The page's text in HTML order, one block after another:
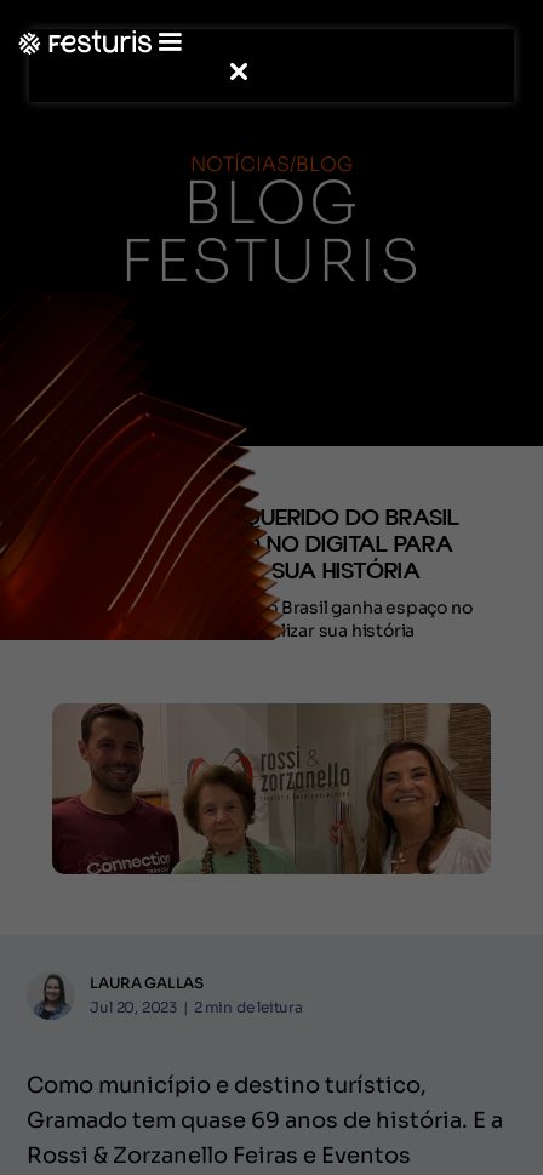
NOTÍCIAS/BLOG
BLOG
FESTURIS
(CONTEÚDO)
DESTINO MAIS QUERIDO DO BRASIL
GANHA ESPAÇO NO DIGITAL PARA
IMORTALIZAR SUA HISTÓRIA
Destino mais querido do Brasil ganha espaço no
digital para imortalizar sua história
LAURA GALLAS
Jul 20, 2023 | 2 min de leitura
Como município e destino turístico,
Gramado tem quase 69 anos de história. E a
Rossi & Zorzanello Feiras e Eventos